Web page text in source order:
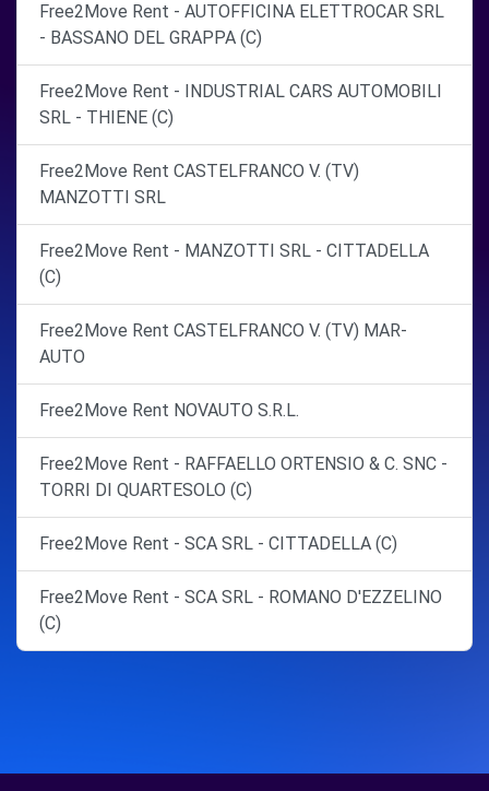
Free2Move Rent - AUTOFFICINA ELETTROCAR SRL
- BASSANO DEL GRAPPA (C)
Free2Move Rent - INDUSTRIAL CARS AUTOMOBILI
SRL - THIENE (C)
Free2Move Rent CASTELFRANCO V. (TV)
MANZOTTI SRL
Free2Move Rent - MANZOTTI SRL - CITTADELLA
(C)
Free2Move Rent CASTELFRANCO V. (TV) MAR-
AUTO
Free2Move Rent NOVAUTO S.R.L.
Free2Move Rent - RAFFAELLO ORTENSIO & C. SNC -
TORRI DI QUARTESOLO (C)
Free2Move Rent - SCA SRL - CITTADELLA (C)
Free2Move Rent - SCA SRL - ROMANO D'EZZELINO
(C)